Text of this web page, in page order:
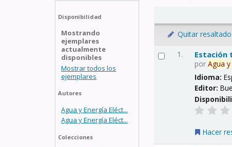
Disponibilidad
Mostrando
ejemplares
actualmente
disponibles
Mostrar todos los
ejemplares
Autores
Agua y Energía Eléct...
Agua y Energía Eléct...
Colecciones
Quitar resaltado
1. Estación
porAgua y
Idioma:
Editor:
Hacer